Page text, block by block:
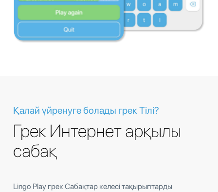
Қалай үйренуге болады грек Тілі?
Грек Интернет арқылы
сабақ
Lingo Play грек Сабақтар келесі тақырыптарды